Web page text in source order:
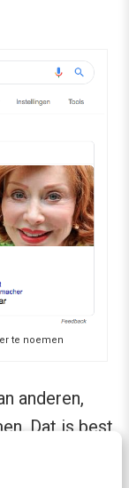
te noemen
anderen,
Dat is best